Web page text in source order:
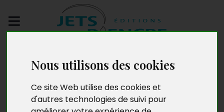
Nous utilisons des cookies
Ce site Web utilise des cookies et
d'autres technologies de suivi pour
manuscrit
L'Eclipse